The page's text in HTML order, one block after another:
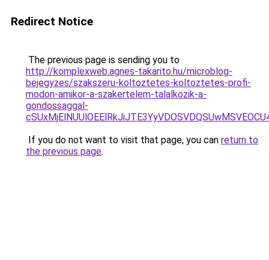
Redirect Notice
The previous page is sending you to
http://komplexweb.agnes-takarito.hu/microblog-
bejegyzes/szakszeru-koltoztetes-koltoztetes-profi-
modon-amikor-a-szakertelem-talalkozik-a-
gondossaggal-
If you do not want to visit that page, you can return to
the previous page.